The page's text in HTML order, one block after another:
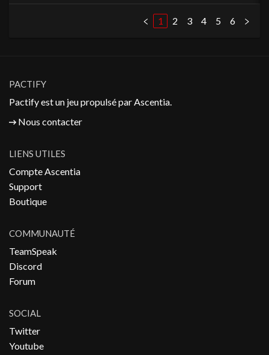
1 2 3 4 5 6
PACTIFY
Pactify est un jeu propulsé parAscentia.
Nous contacter
LIENS UTILES
Compte Ascentia
Support
Boutique
COMMUNAUTÉ
TeamSpeak
Discord
Forum
SOCIAL
Twitter
Youtube